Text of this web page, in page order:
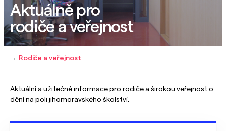
Aktuálně pro
rodiče a veřejnost
Rodiče a veřejnost
Aktuální a užitečné informace pro rodiče a širokou veřejnost o
dění na poli jihomoravského školství.